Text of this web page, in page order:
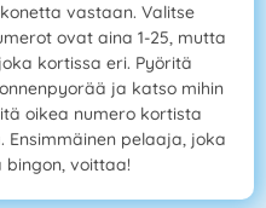
vastaan. Valitse
ovat aina 1-25, mutta
kortissa eri. Pyöritä
ja katso mihin
oikea numero kortista
pelaaja, joka
voittaa!